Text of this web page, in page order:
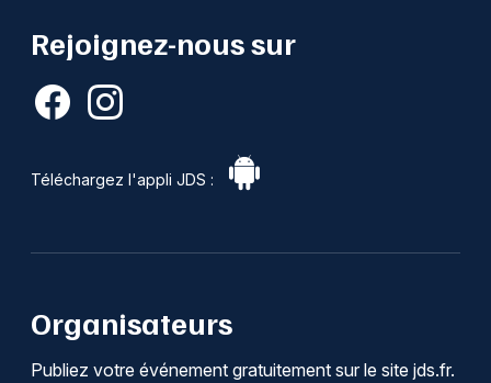
Rejoignez-nous sur
Téléchargez l'appli JDS :
Organisateurs
Publiez votre événement gratuitement sur le site jds.fr.